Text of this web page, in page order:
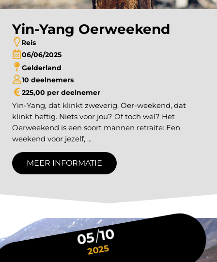
Yin-Yang Oerweekend​
Reis
06 06 2025
Gelderland
10 deelnemers
225,00 per deelnemer
Yin-Yang, dat klinkt zweverig. Oer-weekend, dat
klinkt heftig. Niets voor jou? Of toch wel? Het
Oerweekend is een soort mannen retraite: Een
weekend voor jezelf, ...
MEER INFORMATIE
0510
2025